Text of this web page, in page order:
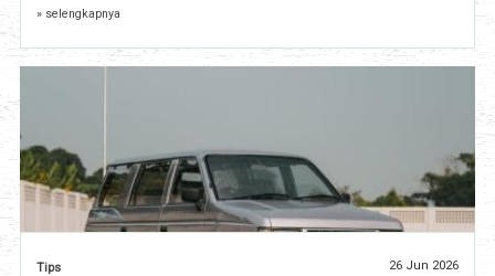
» selengkapnya
Tips 26 Jun 2026